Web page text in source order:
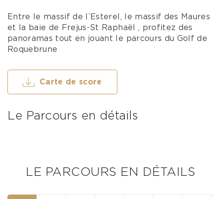
Entre le massif de l’Esterel, le massif des Maures
et la baie de Frejus-St Raphaël , profitez des
panoramas tout en jouant le parcours du Golf de
Roquebrune
Carte de score
Le Parcours en détails
LE PARCOURS EN DÉTAILS